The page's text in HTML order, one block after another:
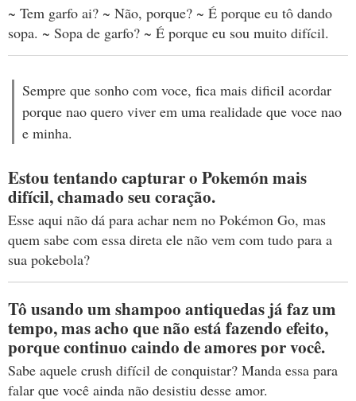
~ Tem garfo ai? ~ Não, porque? ~ É porque eu tô dando
sopa. ~ Sopa de garfo? ~ É porque eu sou muito difícil.
Sempre que sonho com voce, fica mais dificil acordar
porque nao quero viver em uma realidade que voce nao
e minha.
Estou tentando capturar o Pokemón mais
difícil, chamado seu coração.
Esse aqui não dá para achar nem no Pokémon Go, mas
quem sabe com essa direta ele não vem com tudo para a
sua pokebola?
Tô usando um shampoo antiquedas já faz um
tempo, mas acho que não está fazendo efeito,
porque continuo caindo de amores por você.
Sabe aquele crush difícil de conquistar? Manda essa para
falar que você ainda não desistiu desse amor.